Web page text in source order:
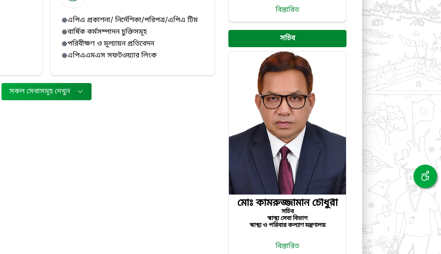
এপিএ প্রকাশনা/ নির্দেশিকা/পরিপত্র/এপিএ টিম
বার্ষিক কর্মসম্পাদন চুক্তিসমূহ
পরিবীক্ষণ ও মূল্যায়ন প্রতিবেদন
এপিএএমএস সফটওয়্যার লিংক
সকল সেবাসমূহ দেখুন
বিস্তারিত
সচিব
মোঃ কামরুজ্জামান চৌধুরী
সচিব
স্বাস্থ্য সেবা বিভাগ
স্বাস্থ্য ও পরিবার কল্যাণ মন্ত্রণালয়
বিস্তারিত